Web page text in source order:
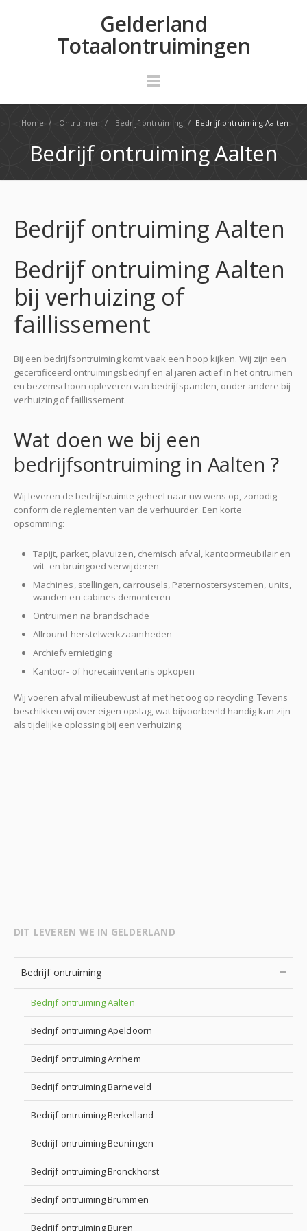
Gelderland
Totaalontruimingen
Home / Ontruimen / Bedrijf ontruiming / Bedrijf ontruiming Aalten
Bedrijf ontruiming Aalten
Bedrijf ontruiming Aalten
Bedrijf ontruiming Aalten
bij verhuizing of
faillissement
Bij een bedrijfsontruiming komt vaak een hoop kijken. Wij zijn een
gecertificeerd ontruimingsbedrijf en al jaren actief in het ontruimen
en bezemschoon opleveren van bedrijfspanden, onder andere bij
verhuizing of faillissement.
Wat doen we bij een
bedrijfsontruiming in Aalten ?
Wij leveren de bedrijfsruimte geheel naar uw wens op, zonodig
conform de reglementen van de verhuurder. Een korte
opsomming:
Tapijt, parket, plavuizen, chemisch afval, kantoormeubilair en
wit- en bruingoed verwijderen
Machines, stellingen, carrousels, Paternostersystemen, units,
wanden en cabines demonteren
Ontruimen na brandschade
Allround herstelwerkzaamheden
Archiefvernietiging
Kantoor- of horecainventaris opkopen
Wij voeren afval milieubewust af met het oog op recycling. Tevens
beschikken wij over eigen opslag, wat bijvoorbeeld handig kan zijn
als tijdelijke oplossing bij een verhuizing.
DIT LEVEREN WE IN GELDERLAND
Bedrijf ontruiming
Bedrijf ontruiming Aalten
Bedrijf ontruiming Apeldoorn
Bedrijf ontruiming Arnhem
Bedrijf ontruiming Barneveld
Bedrijf ontruiming Berkelland
Bedrijf ontruiming Beuningen
Bedrijf ontruiming Bronckhorst
Bedrijf ontruiming Brummen
Bedrijf ontruiming Buren